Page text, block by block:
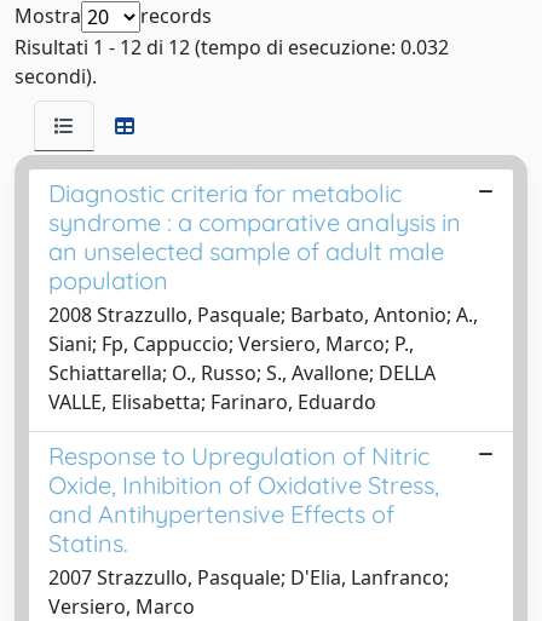
Mostra
records
Risultati 1 - 12 di 12 (tempo di esecuzione: 0.032
secondi).
Diagnostic criteria for metabolic
syndrome : a comparative analysis in
an unselected sample of adult male
population
2008 Strazzullo, Pasquale; Barbato, Antonio; A.,
Siani; Fp, Cappuccio; Versiero, Marco; P.,
Schiattarella; O., Russo; S., Avallone; DELLA
VALLE, Elisabetta; Farinaro, Eduardo
Response to Upregulation of Nitric
Oxide, Inhibition of Oxidative Stress,
and Antihypertensive Effects of
Statins.
2007 Strazzullo, Pasquale; D'Elia, Lanfranco;
Versiero, Marco